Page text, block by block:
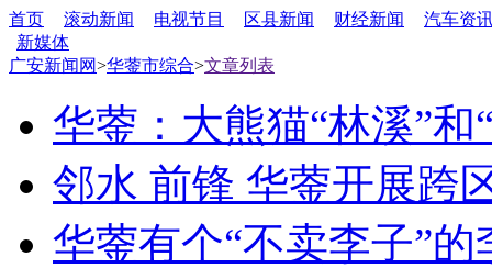
首页 滚动新闻 电视节目 区县新闻 财经新闻
汽车资
新媒体
广安新闻网>华蓥市综合>文章列表
华蓥：大熊猫“林溪”
邻水 前锋 华蓥开展跨
华蓥有个“不卖李子”的